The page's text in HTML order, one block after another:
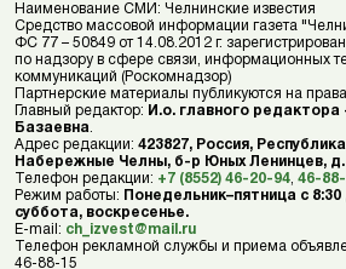
Наименование СМИ: Челнинские известия
Средство массовой информации газета
ФС 77 – 50849 от 14.08.2012 г.
по надзору в сфере связи, информационных
коммуникаций (Роскомнадзор)
Партнерские материалы публикуются на
Главный редактор: И.о. главного редактора
Базаевна
Адрес редакции: 423827, Россия,
Набережные Челны, б-р Юных Ленинцев, д.
Телефон редакции: +7 (8552) 46-20-94 46-
Режим работы: Понедельник–пятница с
суббота, воскресенье.
E-mail: ch_izvest@mail.ru
Телефон рекламной службы и приема
46-88-15